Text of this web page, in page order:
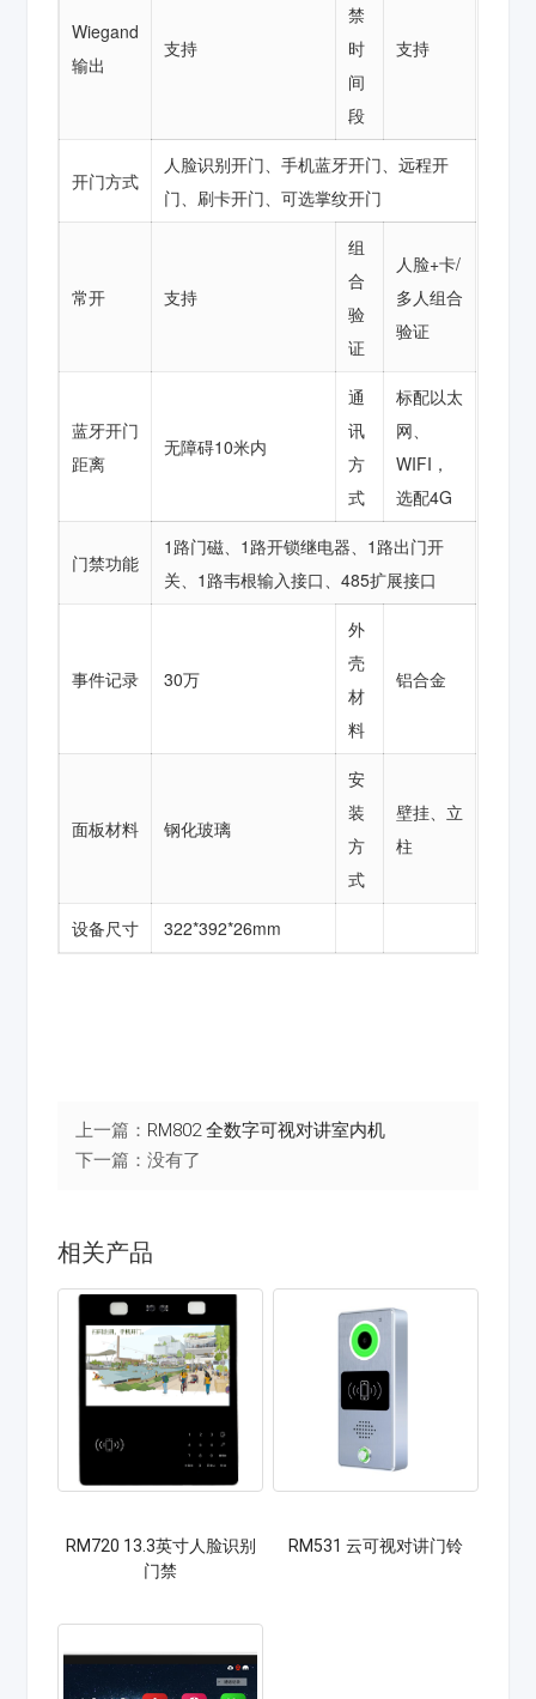
Wiegand
输出
支持
禁
时
间
段
支持
开门方式
人脸识别开门、手机蓝牙开门、远程开
门、刷卡开门、可选掌纹开门
常开 支持
组
合
验
证
人脸+卡/
多人组合
验证
蓝牙开门
距离
无障碍10米内
通
讯
方
式
标配以太
网、
WIFI，
选配4G
门禁功能
1路门磁、1路开锁继电器、1路出门开
关、1路韦根输入接口、485扩展接口
事件记录 30万
外
壳
材
料
铝合金
面板材料 钢化玻璃
安
装
方
式
壁挂、立
柱
设备尺寸 322*392*26mm
上一篇： RM802 全数字可视对讲室内机
下一篇：没有了
相关产品
RM720 13.3英寸人脸识别
门禁
RM531 云可视对讲门铃